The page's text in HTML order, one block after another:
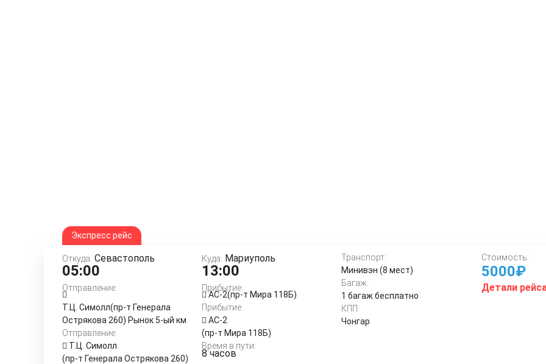
Экспресс рейс
Откуда: Севастополь
05:00
Отправление:
Т.Ц. Симолл(пр-т Генерала
Острякова 260) Рынок 5-ый км
Отправление:
Т.Ц. Симолл
(пр-т Генерала Острякова 260)
Куда: Мариуполь
13:00
Прибытие:
АС-2(пр-т Мира 118Б)
Прибытие:
АС-2
(пр-т Мира 118Б)
Время в пути:
8 часов
Транспорт:
Минивэн (8 мест)
Багаж:
1 багаж бесплатно
КПП:
Чонгар
Стоимость:
5000₽
Детали